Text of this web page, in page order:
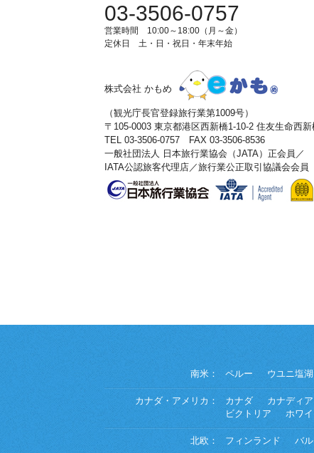
03-3506-0757
営業時間 10:00～18:00（月～金）
定休日 土・日・祝日・年末年始
株式会社 かもめ
（観光庁長官登録旅行業第1009号）
〒105-0003 東京都港区西新橋1-10-2 住友生命西
TEL 03-3506-0757 FAX 03-3506-8536
一般社団法人 日本旅行業協会（JATA）正会員／
IATA公認旅客代理店／旅行業公正取引協議会会員
南米： ペルー ウユニ塩湖
カナダ・アメリカ： カナダ カナディ
ビクトリア
ホワ
北欧： フィンランド バ